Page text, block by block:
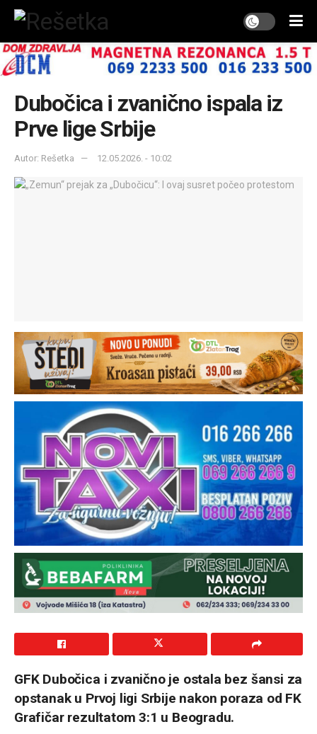
Dubočica i zvanično ispala iz
Prve lige Srbije
Autor: Rešetka 12.05.2026. - 10:02
GFK Dubočica i zvanično je ostala bez šansi za
opstanak u Prvoj ligi Srbije nakon poraza od FK
Grafičarrezultatom 3:1 u Beogradu.